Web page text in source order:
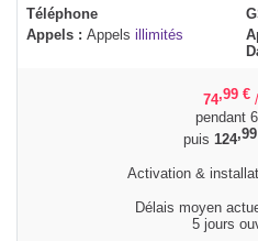
Téléphone
Appels : Appels illimités
74,99 €
pendant
puis 124,99
Activation &
Délais moyen
5 jours